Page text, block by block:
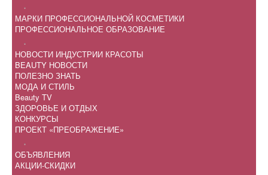
.
МАРКИ ПРОФЕССИОНАЛЬНОЙ КОСМЕТИКИ
ПРОФЕССИОНАЛЬНОЕ ОБРАЗОВАНИЕ
.
НОВОСТИ ИНДУСТРИИ КРАСОТЫ
BEAUTY НОВОСТИ
ПОЛЕЗНО ЗНАТЬ
МОДА И СТИЛЬ
Beauty TV
ЗДОРОВЬЕ И ОТДЫХ
КОНКУРСЫ
ПРОЕКТ «ПРЕОБРАЖЕНИЕ»
.
ОБЪЯВЛЕНИЯ
АКЦИИ-СКИДКИ